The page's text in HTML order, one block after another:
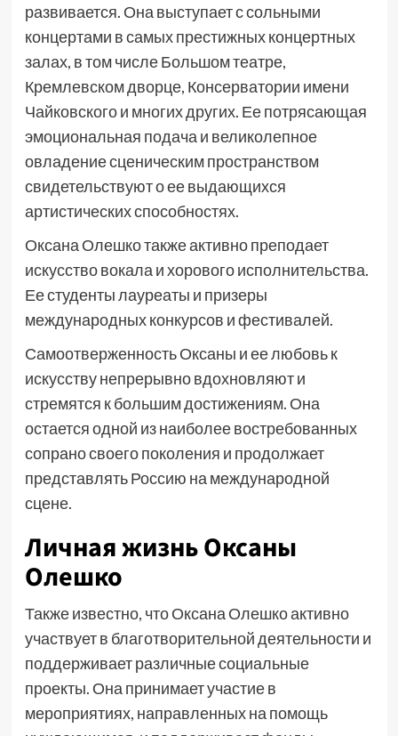
развивается. Она выступает с сольными
концертами в самых престижных концертных
залах, в том числе Большом театре,
Кремлевском дворце, Консерватории имени
Чайковского и многих других. Ее потрясающая
эмоциональная подача и великолепное
овладение сценическим пространством
свидетельствуют о ее выдающихся
артистических способностях.
Оксана Олешко также активно преподает
искусство вокала и хорового исполнительства.
Ее студенты лауреаты и призеры
международных конкурсов и фестивалей.
Самоотверженность Оксаны и ее любовь к
искусству непрерывно вдохновляют и
стремятся к большим достижениям. Она
остается одной из наиболее востребованных
сопрано своего поколения и продолжает
представлять Россию на международной
сцене.
Личная жизнь Оксаны
Олешко
Также известно, что Оксана Олешко активно
участвует в благотворительной деятельности и
поддерживает различные социальные
проекты. Она принимает участие в
мероприятиях, направленных на помощь